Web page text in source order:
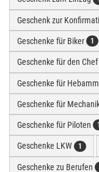
Geschenk zur
Geschenke für Biker 1
Geschenke für den Chef
Geschenke für
Geschenke für
Geschenke für Piloten 1
Geschenke LKW 1
Geschenke zu Berufen